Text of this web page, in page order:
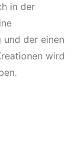
in der
und der einen
wird